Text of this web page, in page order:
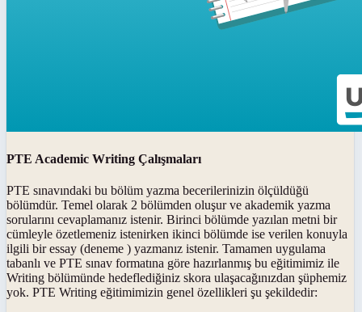
PTE Academic Writing Çalışmaları
PTE sınavındaki bu bölüm yazma becerilerinizin ölçüldüğü
bölümdür. Temel olarak 2 bölümden oluşur ve akademik yazma
sorularını cevaplamanız istenir. Birinci bölümde yazılan metni bir
cümleyle özetlemeniz istenirken ikinci bölümde ise verilen konuyla
ilgili bir essay (deneme ) yazmanız istenir. Tamamen uygulama
tabanlı ve PTE sınav formatına göre hazırlanmış bu eğitimimiz ile
Writing bölümünde hedeflediğiniz skora ulaşacağınızdan şüphemiz
yok. PTE Writing eğitimimizin genel özellikleri şu şekildedir: